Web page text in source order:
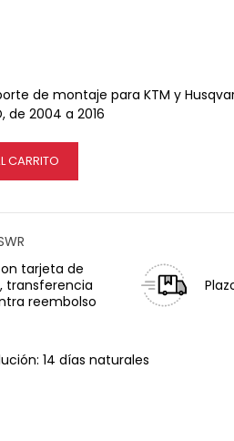
de montaje para KTM y
de 2004 a 2016
CARRITO
tarjeta de
transferencia
reembolso
14 días naturales